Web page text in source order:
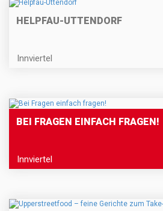
HELPFAU-UTTENDORF
Innviertel
BEI FRAGEN EINFACH FRAGEN!
Innviertel